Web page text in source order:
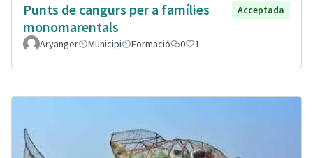
Punts de cangurs per a famílies
monomarentals
Acceptada
Aryanger Municipi Formació 0 1